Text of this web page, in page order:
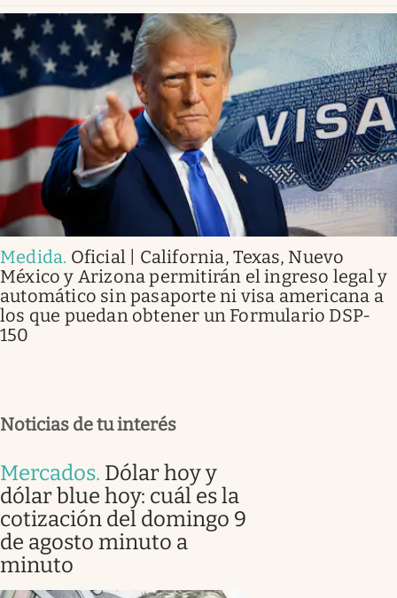
Medida. Oficial | California, Texas, Nuevo
México y Arizona permitirán el ingreso legal y
automático sin pasaporte ni visa americana a
los que puedan obtener un Formulario DSP-
150
Noticias de tu interés
Mercados. Dólar hoy y
dólar blue hoy: cuál es la
cotización del domingo 9
de agosto minuto a
minuto